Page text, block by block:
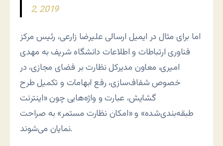
2, 2019
اما برای مثال در ایمیل ارسالی علیرضا زارعی، رئیس مرکز
فناوری ارتباطات و اطلاعات دانشگاه شریف به مهدی
امیری، معاون مدیرکل نظارت بر فضای مجازی، در
خصوص شفاف‌سازی، رفع ابهامات و تکمیل طرح
گشایش، عبارت و واژه‌هایی چون «اینترنت
طبقه‌بندی‌شده» و «امکان نظارت مستمر» به صراحت
نمایان می‌شوند.